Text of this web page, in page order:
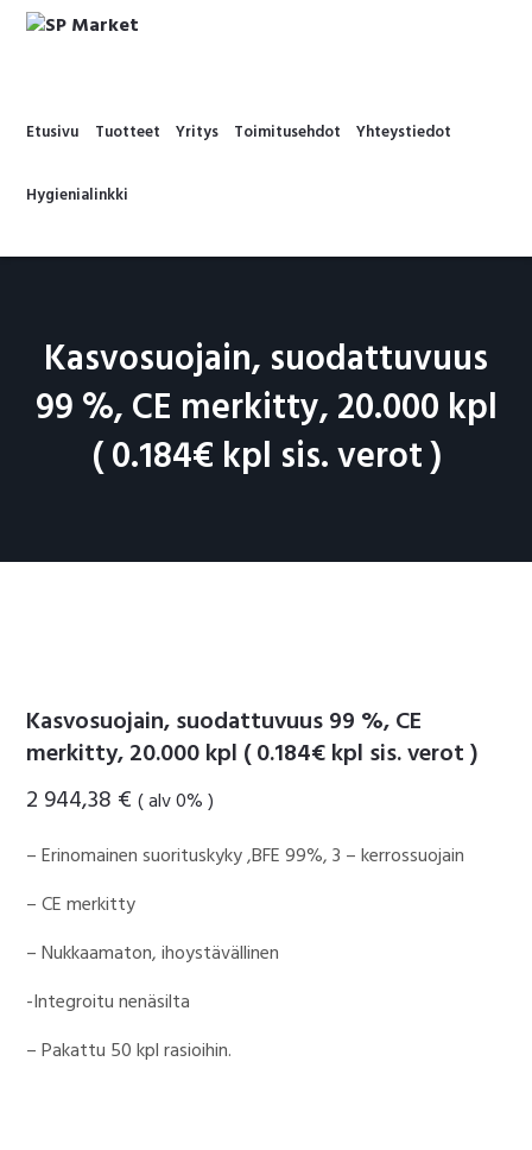
Hyppää
Hyppää
Hyppää
Hyppää
Etusivu Tuotteet Yritys Toimitusehdot Yhteystiedot
Hygienialinkki
Kasvosuojain, suodattuvuus
99 %, CE merkitty, 20.000 kpl
( 0.184€ kpl sis. verot )
Kasvosuojain, suodattuvuus 99 %, CE
merkitty, 20.000 kpl ( 0.184€ kpl sis. verot )
2 944,38 € ( alv 0% )
– Erinomainen suorituskyky ,BFE 99%, 3 – kerrossuojain
– CE merkitty
– Nukkaamaton, ihoystävällinen
-Integroitu nenäsilta
– Pakattu 50 kpl rasioihin.